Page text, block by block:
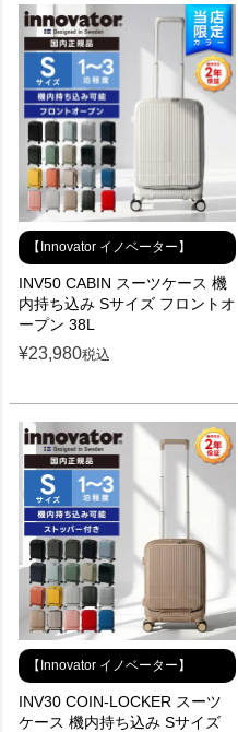
【Innovator イノベーター】
INV50 CABIN スーツケース 機
内持ち込み Sサイズ フロントオ
ープン 38L
¥23,980税込
【Innovator イノベーター】
INV30 COIN-LOCKER スーツ
ケース 機内持ち込み Sサイズ